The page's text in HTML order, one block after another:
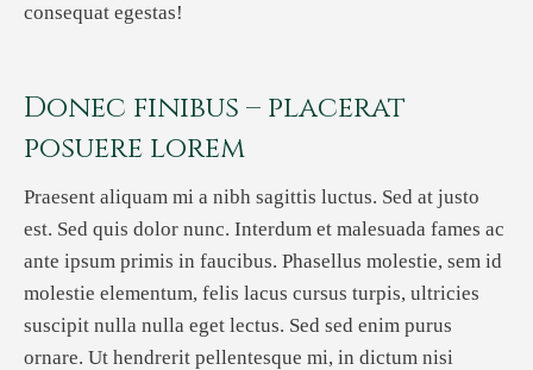
consequat egestas!
Donec finibus – placerat
posuere lorem
Praesent aliquam mi a nibh sagittis luctus. Sed at justo
est. Sed quis dolor nunc. Interdum et malesuada fames ac
ante ipsum primis in faucibus. Phasellus molestie, sem id
molestie elementum, felis lacus cursus turpis, ultricies
suscipit nulla nulla eget lectus. Sed sed enim purus
ornare. Ut hendrerit pellentesque mi, in dictum nisi